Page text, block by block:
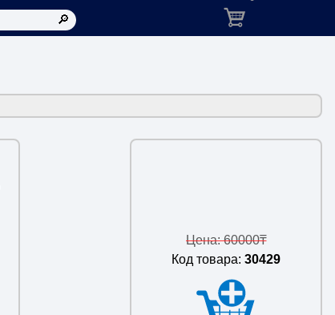
Корзина: товаров в
Цена: 60000₸
Код товара: 30429